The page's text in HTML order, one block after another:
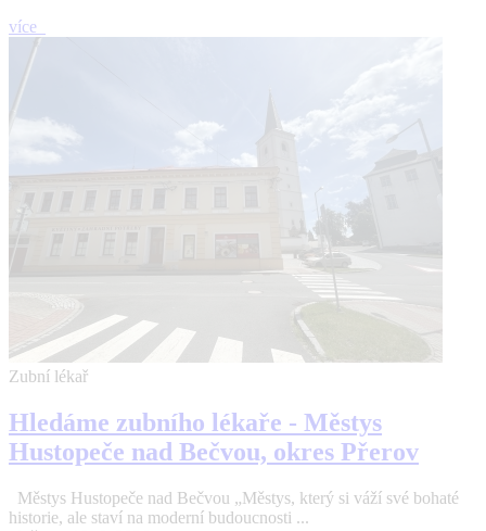
více
Zubní lékař
Hledáme zubního lékaře - Městys
Hustopeče nad Bečvou, okres Přerov
Městys Hustopeče nad Bečvou „Městys, který si váží své bohaté
historie, ale staví na moderní budoucnosti ...